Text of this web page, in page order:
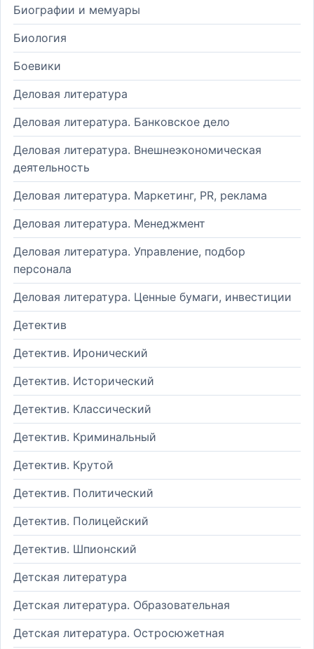
Биографии и мемуары
Биология
Боевики
Деловая литература
Деловая литература. Банковское дело
Деловая литература. Внешнеэкономическая
деятельность
Деловая литература. Маркетинг, PR, реклама
Деловая литература. Менеджмент
Деловая литература. Управление, подбор
персонала
Деловая литература. Ценные бумаги, инвестиции
Детектив
Детектив. Иронический
Детектив. Исторический
Детектив. Классический
Детектив. Криминальный
Детектив. Крутой
Детектив. Политический
Детектив. Полицейский
Детектив. Шпионский
Детская литература
Детская литература. Образовательная
Детская литература. Остросюжетная